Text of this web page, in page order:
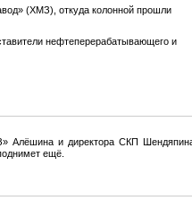
(ХМЗ), откуда колонной прошли
нефтеперерабатывающего и
Алёшина и директора СКП
ещё.